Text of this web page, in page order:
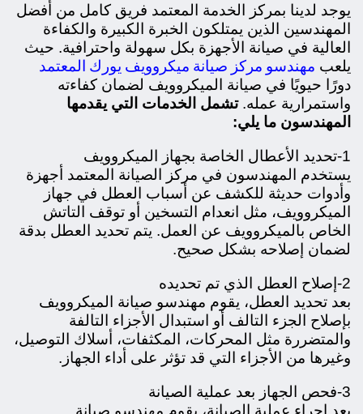
يوجد لدينا بمركز الخدمة المعتمد فريق كامل من أفضل
المهندسين الذين يمتلكون الخبرة الكبيرة والكفاءة
العالية في صيانة الأجهزة بكل سهولة واحترافية. حيث
يلعب مهندسو مركز صيانة ميكروويف يورك المعتمد
دورًا حيويًا في صيانة الميكروويف لضمان كفاءته
واستمرارية عمله.تشمل الخدمات التي يقدمها
المهندسون ما يلي:
1-تحديد الأعطال الخاصة بجهاز الميكروويف
يستخدم المهندسون في مركز الصيانة المعتمد أجهزة
وأدوات حديثة للكشف عن أسباب العطل في جهاز
الميكروويف، مثل انعدام التسخين أو توقف التاتش
الخاص بالميكروويف عن العمل. يتم تحديد العطل بدقة
لضمان إصلاحه بشكل صحيح.
2-إصلاح العطل الذي تم تحديده
بعد تحديد العطل، يقوم مهندسو صيانة الميكروويف
بإصلاح الجزء التالف أو استبدال الأجزاء التالفة
والمتضررة مثل المحركات، المكثفات، أسلاك التوصيل،
وغيرها من الأجزاء التي قد تؤثر على أداء الجهاز.
3-فحص الجهاز بعد عملية الصيانة
بعد إجراء عملية الصيانة، يقوم مهندسو صيانة